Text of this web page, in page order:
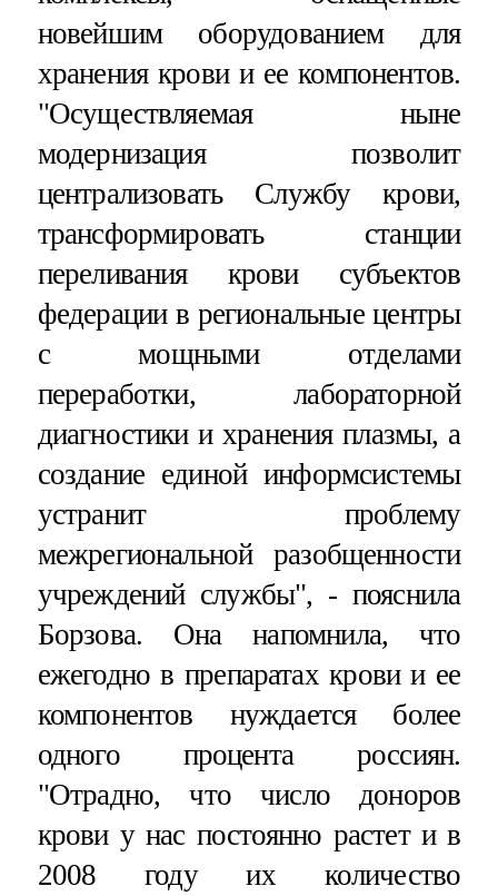
новейшим оборудованием для
хранения крови и ее компонентов.
"Осуществляемая ныне
модернизация позволит
централизовать Службу крови,
трансформировать станции
переливания крови субъектов
федерации в региональные центры
с мощными отделами
переработки, лабораторной
диагностики и хранения плазмы, а
создание единой информсистемы
устранит проблему
межрегиональной разобщенности
учреждений службы", - пояснила
Борзова. Она напомнила, что
ежегодно в препаратах крови и ее
компонентов нуждается более
одного процента россиян.
"Отрадно, что число доноров
крови у нас постоянно растет и в
2008 году их количество